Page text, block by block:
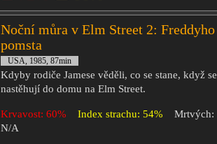
Noční můra v Elm Street 2: Freddyho
pomsta
USA, 1985, 87min
Kdyby rodiče Jamese věděli, co se stane, když se
nastěhují do domu na Elm Street.
Krvavost: 60% Index strachu: 54%
Mrtvých:
N/A